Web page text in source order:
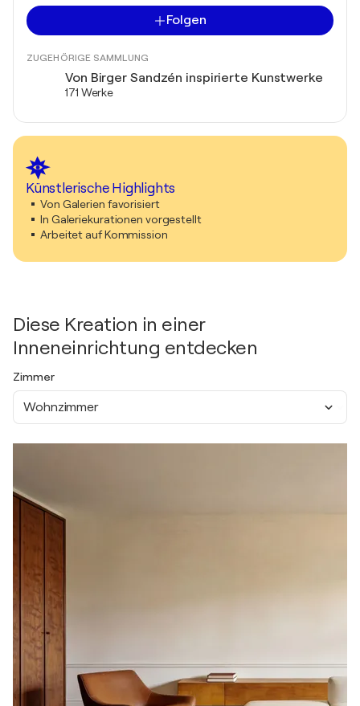
Folgen
ZUGEHÖRIGE SAMMLUNG
Von Birger Sandzén inspirierte Kunstwerke
171 Werke
Künstlerische Highlights
Von Galerien favorisiert
In Galeriekurationen vorgestellt
Arbeitet auf Kommission
Diese Kreation in einer
Inneneinrichtung entdecken
Zimmer
Wohnzimmer